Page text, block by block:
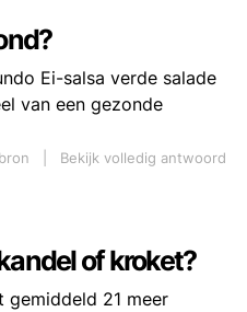
Ei-salsa verde salade
van een gezonde
Bekijk volledig antwoord
of kroket?
gemiddeld 21 meer